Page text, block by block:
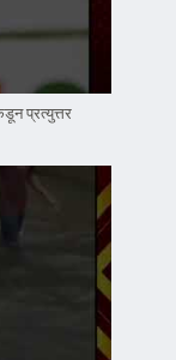
प्रत्युत्तर